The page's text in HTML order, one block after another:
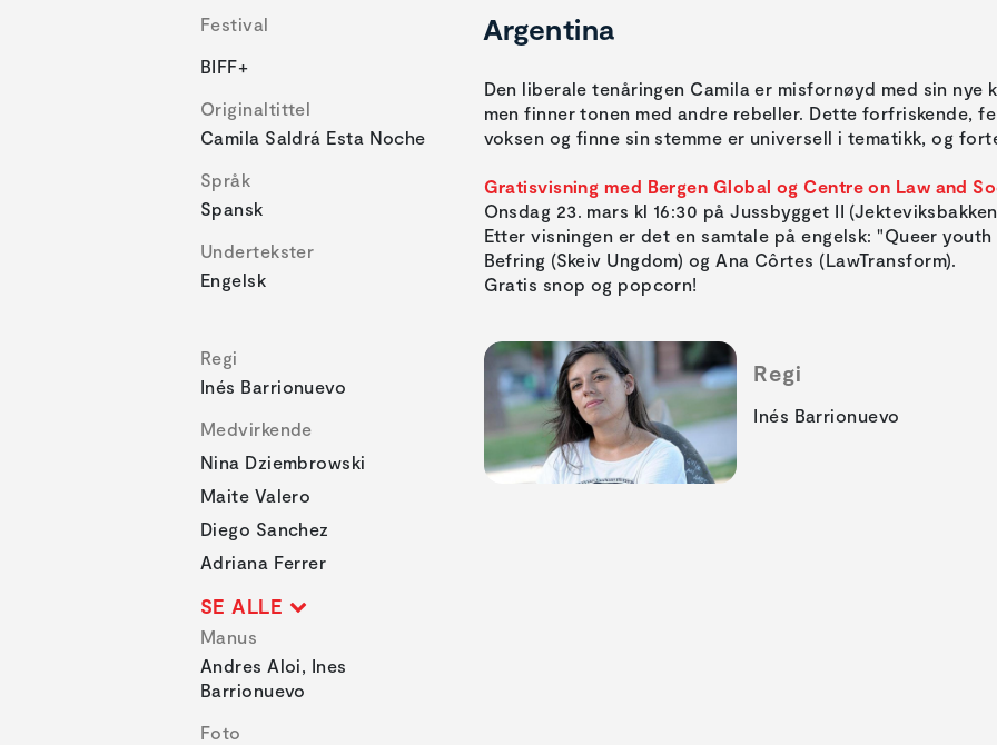
Festival
BIFF+
Originaltittel
Camila Saldrá Esta Noche
Språk
Spansk
Undertekster
Engelsk
Regi
Inés Barrionuevo
Medvirkende
Nina Dziembrowski
Maite Valero
Diego Sanchez
Adriana Ferrer
SE ALLE
Manus
Andres Aloi, Ines
Barrionuevo
Foto
Argentina
Den liberale tenåringen Camila er misfornøyd med sin nye
men finner tonen med andre rebeller. Dette forfriskende,
voksen og finne sin stemme er universell i tematikk, og
Gratisvisning med Bergen Global og Centre on Law and
Onsdag 23. mars kl 16:30 på Jussbygget II
Etter visningen er det en samtale på engelsk: "Queer
Befring (Skeiv Ungdom) og Ana Côrtes (LawTransform).
Gratis snop og popcorn!
Regi
Inés Barrionuevo